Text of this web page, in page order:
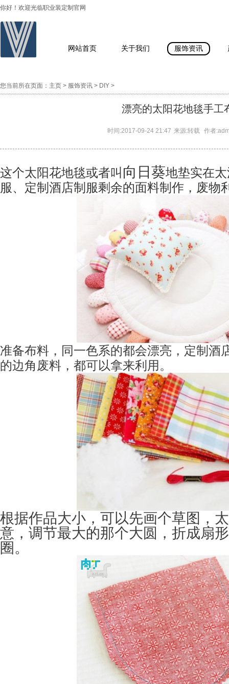
你好！欢迎光临职业装定制官网
网站首页 关于我们 服饰资讯
您当前所在页面： 主页 > 服饰资讯 > DIY >
漂亮的太阳花地毯手工
时间:2017-09-24 21:47 来源:转载 作者:
这个太阳花地毯或者叫 向日葵地垫实在
服、定制酒店制服剩余的面料制作，废物
准备布料，同一色系的都会漂亮，定制酒
的边角废料，都可以拿来利用。
根据作品大小，可以先画个草图，
意，调节最大的那个大圆，折成扇
圈。